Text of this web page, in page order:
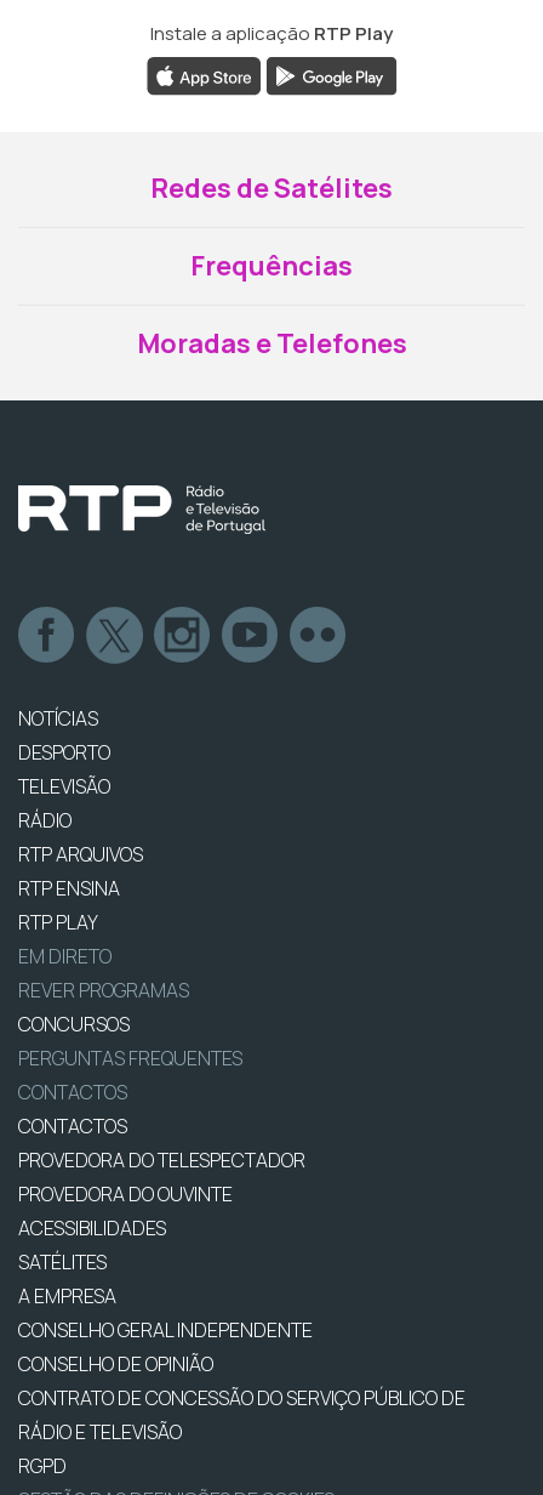
Instale a aplicação RTP Play
Redes de Satélites
Frequências
Moradas e Telefones
NOTÍCIAS
DESPORTO
TELEVISÃO
RÁDIO
RTP ARQUIVOS
RTP ENSINA
RTP PLAY
EM DIRETO
REVER PROGRAMAS
CONCURSOS
PERGUNTAS FREQUENTES
CONTACTOS
CONTACTOS
PROVEDORA DO TELESPECTADOR
PROVEDORA DO OUVINTE
ACESSIBILIDADES
SATÉLITES
A EMPRESA
CONSELHO GERAL INDEPENDENTE
CONSELHO DE OPINIÃO
CONTRATO DE CONCESSÃO DO SERVIÇO PÚBLICO DE
RÁDIO E TELEVISÃO
RGPD